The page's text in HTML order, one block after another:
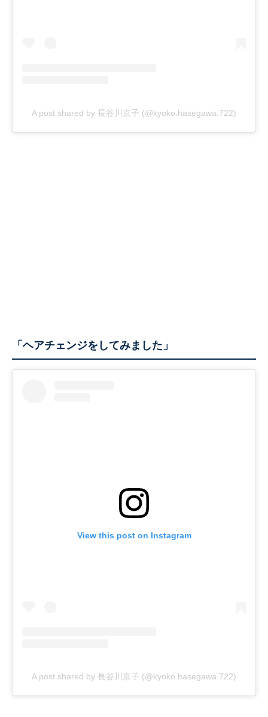
A post shared by 長谷川京子 (@kyoko.hasegawa.722)
「ヘアチェンジをしてみました」
View this post on Instagram
A post shared by 長谷川京子 (@kyoko.hasegawa.722)